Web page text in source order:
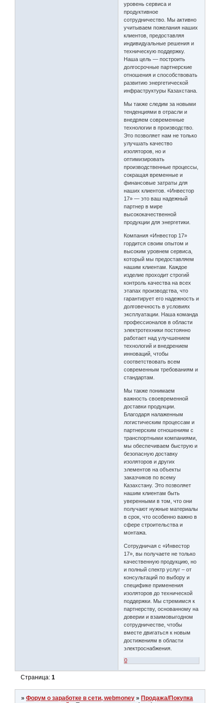
уровень сервиса и
продуктивное
сотрудничество. Мы активно
учитываем пожелания наших
клиентов, предоставляя
индивидуальные решения и
техническую поддержку.
Наша цель — построить
долгосрочные партнерские
отношения и способствовать
развитию энергетической
инфраструктуры Казахстана.
Мы также следим за новыми
тенденциями в отрасли и
внедряем современные
технологии в производство.
Это позволяет нам не только
улучшать качество
изоляторов, но и
оптимизировать
производственные процессы,
сокращая временные и
финансовые затраты для
наших клиентов. «Инвестор
17» — это ваш надежный
партнер в мире
высококачественной
продукции для энергетики.
Компания «Инвестор 17»
гордится своим опытом и
высоким уровнем сервиса,
который мы предоставляем
нашим клиентам. Каждое
изделие проходит строгий
контроль качества на всех
этапах производства, что
гарантирует его надежность и
долговечность в условиях
эксплуатации. Наша команда
профессионалов в области
электротехники постоянно
работает над улучшением
технологий и внедрением
инноваций, чтобы
соответствовать всем
современным требованиям и
стандартам.
Мы также понимаем
важность своевременной
доставки продукции.
Благодаря налаженным
логистическим процессам и
партнерским отношениям с
транспортными компаниями,
мы обеспечиваем быструю и
безопасную доставку
изоляторов и других
элементов на объекты
заказчиков по всему
Казахстану. Это позволяет
нашим клиентам быть
уверенными в том, что они
получают нужные материалы
в срок, что особенно важно в
сфере строительства и
монтажа.
Сотрудничая с «Инвестор
17», вы получаете не только
качественную продукцию, но
и полный спектр услуг – от
консультаций по выбору и
специфике применения
изоляторов до технической
поддержки. Мы стремимся к
партнерству, основанному на
доверии и взаимовыгодном
сотрудничестве, чтобы
вместе двигаться к новым
достижениям в области
электроснабжения.
0
Страница:1
»Форум о заработке в сети, webmoney » Продажа/Покупка